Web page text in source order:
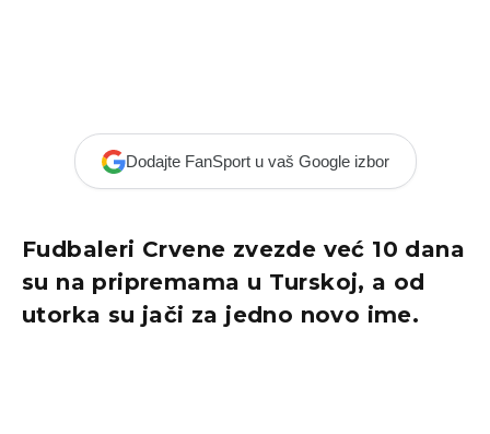
Dodajte FanSport u vaš Google izbor
Fudbaleri Crvene zvezde već 10 dana
su na pripremama u Turskoj, a od
utorka su jači za jedno novo ime.